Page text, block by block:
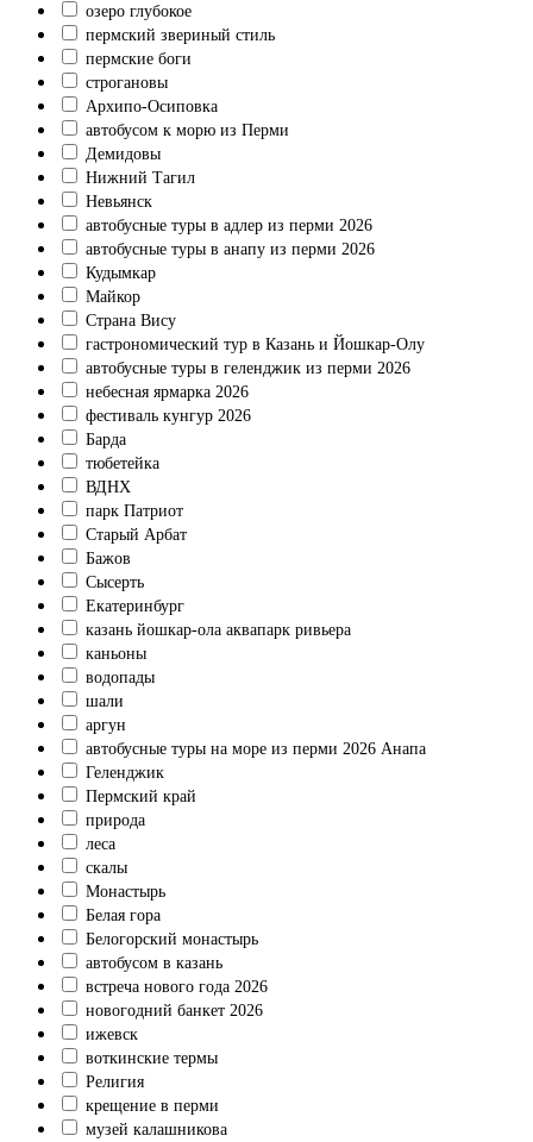
озеро глубокое
пермский звериный стиль
пермские боги
строгановы
Архипо-Осиповка
автобусом к морю из Перми
Демидовы
Нижний Тагил
Невьянск
автобусные туры в адлер из перми 2026
автобусные туры в анапу из перми 2026
Кудымкар
Майкор
Страна Вису
гастрономический тур в Казань и Йошкар-Олу
автобусные туры в геленджик из перми 2026
небесная ярмарка 2026
фестиваль кунгур 2026
Барда
тюбетейка
ВДНХ
парк Патриот
Старый Арбат
Бажов
Сысерть
Екатеринбург
казань йошкар-ола аквапарк ривьера
каньоны
водопады
шали
аргун
автобусные туры на море из перми 2026 Анапа
Геленджик
Пермский край
природа
леса
скалы
Монастырь
Белая гора
Белогорский монастырь
автобусом в казань
встреча нового года 2026
новогодний банкет 2026
ижевск
воткинские термы
Религия
крещение в перми
музей калашникова